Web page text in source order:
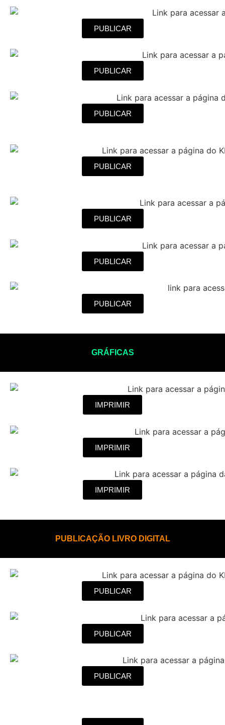
PUBLICAR
PUBLICAR
PUBLICAR
PUBLICAR
PUBLICAR
PUBLICAR
PUBLICAR
GRÁFICAS
IMPRIMIR
IMPRIMIR
IMPRIMIR
PUBLICAÇÃO LIVRO DIGITAL
PUBLICAR
PUBLICAR
PUBLICAR